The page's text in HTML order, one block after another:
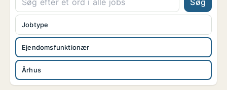
Søg
Ejendomsfunktionær
Århus
Jobtype